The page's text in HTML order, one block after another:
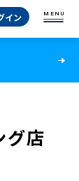
イン MENU
グ店